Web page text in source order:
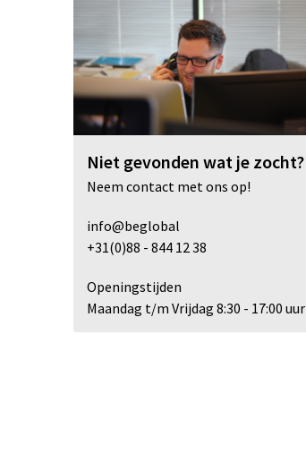
Vinga(6)
XD Collection(5)
XD Xclusive
Niet gevonden wat je zocht?
Neem contact met ons op!
info@beglobal
+31(0)88 - 844 12 38
Openingstijden
Maandag t/m Vrijdag 8:30 - 17:00 uur